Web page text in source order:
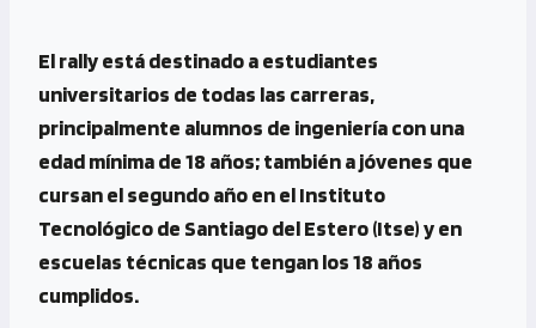
El rally está destinado a estudiantes
universitarios de todas las carreras,
principalmente alumnos de ingeniería con una
edad mínima de 18 años; también a jóvenes que
cursan el segundo año en el Instituto
Tecnológico de Santiago del Estero (Itse) y en
escuelas técnicas que tengan los 18 años
cumplidos.